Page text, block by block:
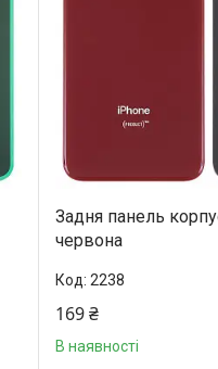
Задня панель
червона
2238
169 ₴
В наявності